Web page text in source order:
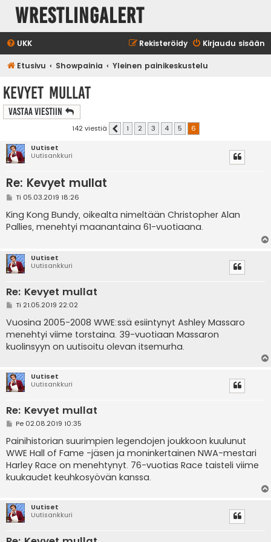
WrestlingAlert
UKK Kirjaudu sisään
Rekisteröidy
Etusivu Showpainia Yleinen painikeskustelu
Kevyet mullat
Vastaa Viestiin
142 viestiä Edellinen
1 2 3 4 5
6
Uutiset
Uutisankkuri
Re: Kevyet mullat
V
e
s
t
Ti 05.03.2019 18:26
King Kong Bundy, oikealta nimeltään Christopher Alan
Pallies, menehtyi maanantaina 61-vuotiaana.
Uutiset
Uutisankkuri
Re: Kevyet mullat
V
e
s
t
i
Ti 21.05.2019 22:02
Vuosina 2005-2008 WWE:ssä esiintynyt Ashley Massaro
menehtyi viime torstaina. 39-vuotiaan Massaron
kuolinsyyn on uutisoitu olevan itsemurha.
Uutiset
Uutisankkuri
Re: Kevyet mullat
V
e
s
t
i
Pe 02.08.2019 10:35
Painihistorian suurimpien legendojen joukkoon kuulunut
WWE Hall of Fame -jäsen ja moninkertainen NWA-mestari
Harley Race on menehtynyt. 76-vuotias Race taisteli viime
kuukaudet keuhkosyövän kanssa.
Uutiset
Uutisankkuri